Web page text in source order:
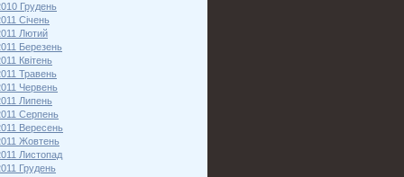
Грудень
Січень
Лютий
Березень
Квітень
Травень
Червень
Липень
Серпень
Вересень
Жовтень
Листопад
Грудень